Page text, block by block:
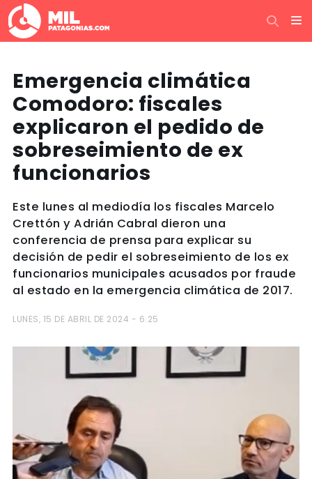
Emergencia climática
Comodoro: fiscales
explicaron el pedido de
sobreseimiento de ex
funcionarios
Este lunes al mediodía los fiscales Marcelo
Crettón y Adrián Cabral dieron una
conferencia de prensa para explicar su
decisión de pedir el sobreseimiento de los ex
funcionarios municipales acusados por fraude
al estado en la emergencia climática de 2017.
LUNES, 15 DE ABRIL DE 2024 - 6:25